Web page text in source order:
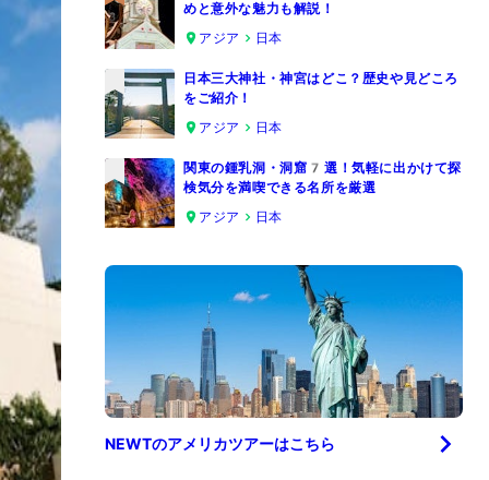
3
めと意外な魅力も解説！
アジア
日本
4
日本三大神社・神宮はどこ？歴史や見どころ
をご紹介！
アジア
日本
5
関東の鍾乳洞・洞窟7選！気軽に出かけて探
検気分を満喫できる名所を厳選
アジア
日本
NEWTのアメリカツアーはこちら